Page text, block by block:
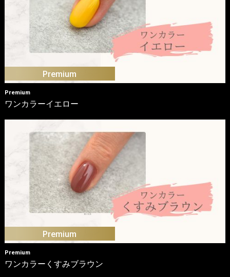
Premium
ワンカラーイエロー
Premium
ワンカラーくすみブラウン